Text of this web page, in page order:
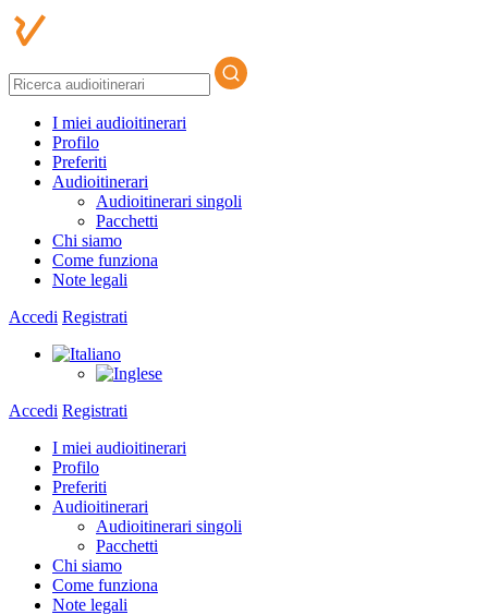
I miei audioitinerari
Profilo
Preferiti
Audioitinerari
Audioitinerari singoli
Pacchetti
Chi siamo
Come funziona
Note legali
Accedi Registrati
Accedi Registrati
I miei audioitinerari
Profilo
Preferiti
Audioitinerari
Audioitinerari singoli
Pacchetti
Chi siamo
Come funziona
Note legali